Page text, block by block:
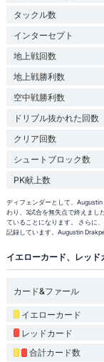
タックル数
インターセプト
地上戦回数
地上戦勝利数
空中戦勝利数
ドリブル抜かれた回数
クリア回数
シュートブロック数
PK献上数
ディフェンダーとして、
わり、3試合を無失点で終えまし
ていることになります。 さらに
記録しています。Augustin
イエローカード、レッ
カード&ファール
イエローカード
レッドカード
合計カード数